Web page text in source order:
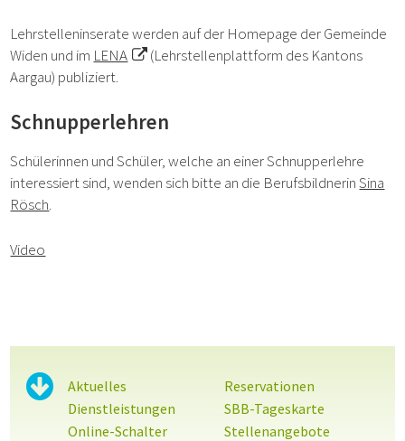
Lehrstelleninserate werden auf der Homepage der Gemeinde
Widen und im LENA
(Lehrstellenplattform des Kantons
Aargau) publiziert.
Schnupperlehren
Schülerinnen und Schüler, welche an einer Schnupperlehre
interessiert sind, wenden sich bitte an die BerufsbildnerinSina
Rösch.
Video
Sidebar
Aktuelles
Dienstleistungen
Online-Schalter
Reservationen
SBB-Tageskarte
Stellenangebote